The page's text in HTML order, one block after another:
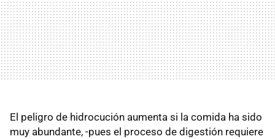
El peligro de hidrocución aumenta si la comida ha sido
muy abundante, -pues el proceso de digestión requiere